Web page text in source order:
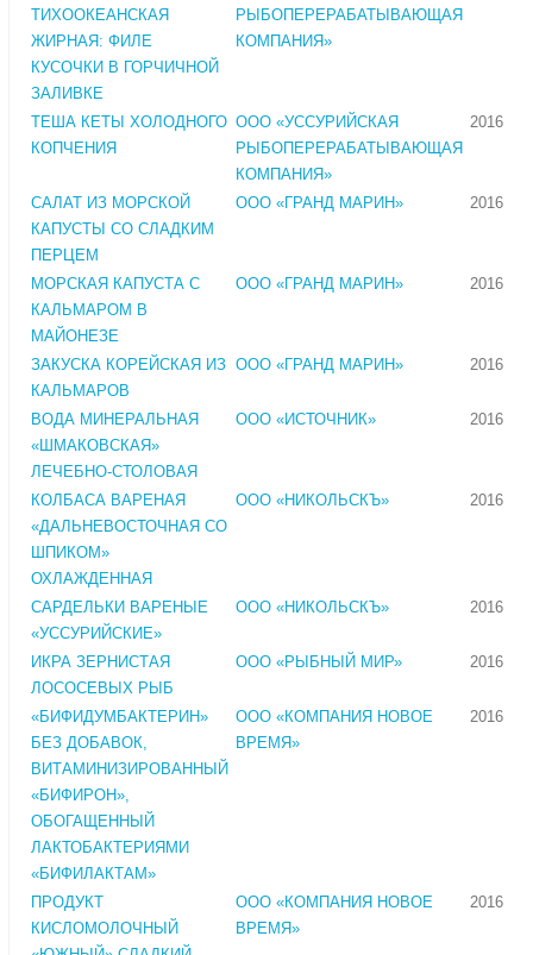
ТИХООКЕАНСКАЯ
ЖИРНАЯ: ФИЛЕ
КУСОЧКИ В ГОРЧИЧНОЙ
ЗАЛИВКЕ
РЫБОПЕРЕРАБАТЫВАЮЩАЯ
КОМПАНИЯ»
ТЕША КЕТЫ ХОЛОДНОГО
КОПЧЕНИЯ
ООО «УССУРИЙСКАЯ
РЫБОПЕРЕРАБАТЫВАЮЩАЯ
КОМПАНИЯ»
2016
САЛАТ ИЗ МОРСКОЙ
КАПУСТЫ СО СЛАДКИМ
ПЕРЦЕМ
ООО «ГРАНД МАРИН» 2016
МОРСКАЯ КАПУСТА С
КАЛЬМАРОМ В
МАЙОНЕЗЕ
ООО «ГРАНД МАРИН» 2016
ЗАКУСКА КОРЕЙСКАЯ ИЗ
КАЛЬМАРОВ
ООО «ГРАНД МАРИН» 2016
ВОДА МИНЕРАЛЬНАЯ
«ШМАКОВСКАЯ»
ЛЕЧЕБНО-СТОЛОВАЯ
ООО «ИСТОЧНИК» 2016
КОЛБАСА ВАРЕНАЯ
«ДАЛЬНЕВОСТОЧНАЯ СО
ШПИКОМ»
ОХЛАЖДЕННАЯ
ООО «НИКОЛЬСКЪ» 2016
САРДЕЛЬКИ ВАРЕНЫЕ
«УССУРИЙСКИЕ»
ООО «НИКОЛЬСКЪ» 2016
ИКРА ЗЕРНИСТАЯ
ЛОСОСЕВЫХ РЫБ
ООО «РЫБНЫЙ МИР» 2016
«БИФИДУМБАКТЕРИН»
БЕЗ ДОБАВОК,
ВИТАМИНИЗИРОВАННЫЙ
«БИФИРОН»,
ОБОГАЩЕННЫЙ
ЛАКТОБАКТЕРИЯМИ
«БИФИЛАКТАМ»
ООО «КОМПАНИЯ НОВОЕ
ВРЕМЯ»
2016
ПРОДУКТ
КИСЛОМОЛОЧНЫЙ
ООО «КОМПАНИЯ НОВОЕ
ВРЕМЯ»
2016